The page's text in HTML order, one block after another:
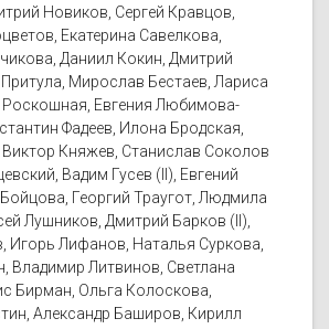
Новиков, Сергей Кравцов,
Екатерина Савелкова,
Даниил Кокин, Дмитрий
Мирослав Бестаев, Лариса
Евгения Любимова-
Фадеев, Илона Бродская,
Княжев, Станислав Соколов
Вадим Гусев (II), Евгений
Георгий Траугот, Людмила
Лушников, Дмитрий Барков (II),
Игорь Лифанов, Наталья Суркова,
Владимир Литвинов, Светлана
Бирман, Ольга Колоскова,
Александр Баширов, Кирилл